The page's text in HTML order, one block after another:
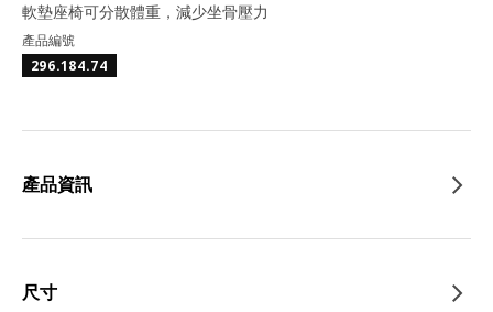
軟墊座椅可分散體重，減少坐骨壓力
產品編號
296.184.74
產品資訊
尺寸